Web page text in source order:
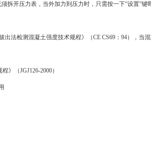
拆开压力表，当外加力到压力时，只需按一下“设置”键
出法检测混凝土强度技术规程》（CE CS69 ： 94），当
程》（JGJ126-2000）